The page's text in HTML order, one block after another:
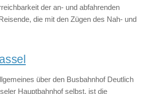
der an- und abfahrenden
die mit den Zügen des Nah- und
über den Busbahnhof Deutlich
Hauptbahnhof selbst, ist die